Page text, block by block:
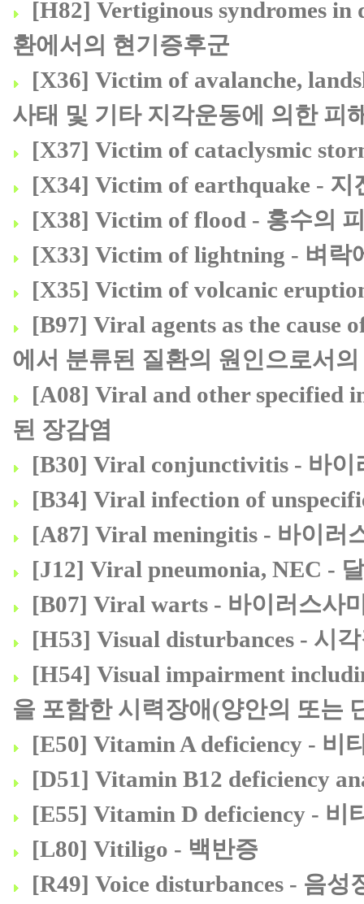
[H82] Vertiginous syndromes in
환에서의 현기증후군
[X36] Victim of avalanche,
사태 및 기타 지각운동에 의한 피
[X37] Victim of cataclysmic
[X34] Victim of earthquake - 지
[X38] Victim of flood - 홍수의
[X33] Victim of lightning - 벼락
[X35] Victim of volcanic
[B97] Viral agents as the cause
에서 분류된 질환의 원인으로서
[A08] Viral and other specified
된 장감염
[B30] Viral conjunctivitis - 바이
[B34] Viral infection of
[A87] Viral meningitis - 바이러
[J12] Viral pneumonia, NEC -
[B07] Viral warts - 바이러스사
[H53] Visual disturbances - 시
[H54] Visual impairment
을 포함한 시력장애(양안의 또는
[E50] Vitamin A deficiency - 비
[D51] Vitamin B12 deficiency
[E55] Vitamin D deficiency - 비
[L80] Vitiligo - 백반증
[R49] Voice disturbances - 음성